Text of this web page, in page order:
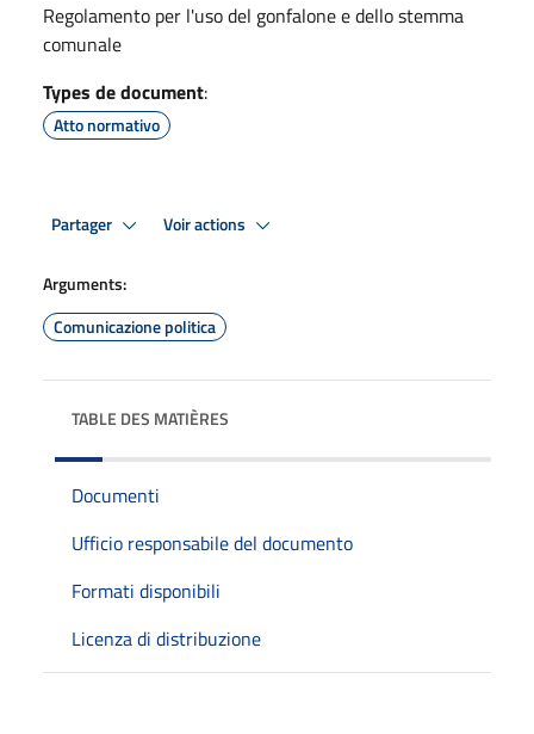
Regolamento per l'uso del gonfalone e dello stemma
comunale
Types de document:
Atto normativo
Partager Voir actions
Arguments:
Comunicazione politica
TABLE DES MATIÈRES
Documenti
Ufficio responsabile del documento
Formati disponibili
Licenza di distribuzione